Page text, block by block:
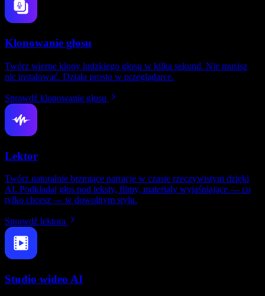
Klonowanie głosu
Twórz wierne klony ludzkiego głosu w kilka sekund. Nie musisz
nic instalować. Działa prosto w przeglądarce.
Sprawdź klonowanie głosu
Lektor
Twórz naturalnie brzmiące narracje w czasie rzeczywistym dzięki
AI. Podkładaj głos pod teksty, filmy, materiały wyjaśniające — co
tylko chcesz — w dowolnym stylu.
Sprawdź lektora
Studio wideo AI